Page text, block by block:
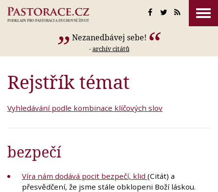
Nezanedbávej sebe!
-archív citátů
Rejstřík témat
Vyhledávání podle kombinace klíčových slov
bezpečí
Víra nám dodává pocit bezpečí, klid (Citát) a
přesvědčení, že jsme stále obklopeni Boží láskou.